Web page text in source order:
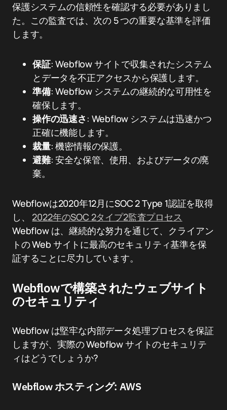
保護システムの信頼性を確認する必要がありまし
た。この監査では、次の 5 つの重要な基準を評価
します。
保証: Webflow サイトで収集されたシステム
とデータを不正アクセスから保護します。
準備: Webflow システムの継続的な可用性を
確保します。
操作の迅速さ : Webflow システムは迅速かつ
正確に機能します。
裁量: 機密情報の保護。
避難: 安全な保管、使用、およびデータの廃
棄。
Webflowは2020年12月にSOC 2 Type 1認証を取得
し、 2022年のSOC 2タイプ2監査プロセス
Webflow は、継続的な努力を通じて、クライアン
トの Web サイトに最高のセキュリティ基準を保
証することに尽力しています。
Webflowで構築されたウェブサイト
のセキュリティ
Webflow は堅牢な内部データ処理プロセスを保証
しますが、実際の Webflow サイトのセキュリテ
ィはどうでしょうか?
Webflow ホスティング: AWS